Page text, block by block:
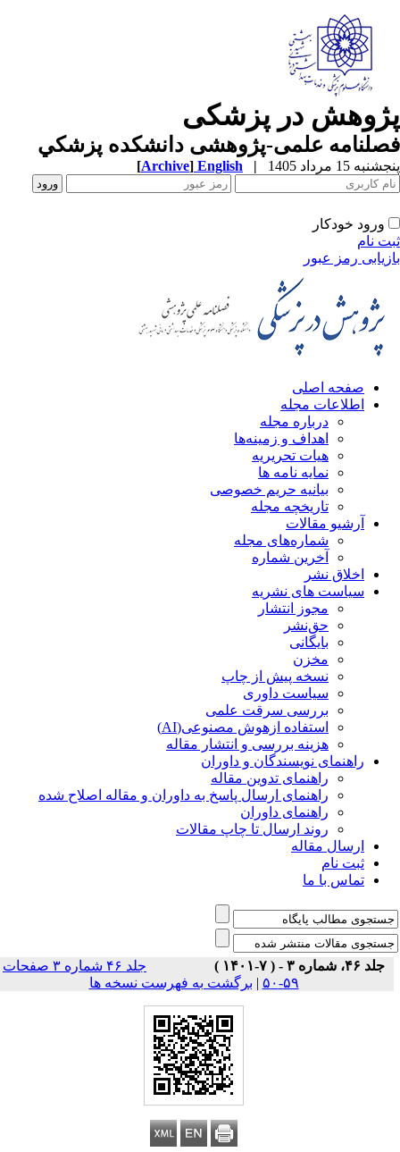
در پزشکی
علمی-پژوهشی دانشکده پزشکي
15 مرداد 1405 |
English
[Archive]
ورود خودکار
نام
رمز عبور
صفحه اصلی
اطلاعات مجله
درباره مجله
اهداف و زمینه‌ها
هیات تحریریه
نمایه نامه ها
بیانیه حریم خصوصی
تاریخچه مجله
آرشیو مقالات
شماره‌های مجله
آخرین شماره
اخلاق نشر
سیاست های نشریه
مجوز انتشار
حق‌نشر
بایگانی
مخزن
نسخه پیش از چاپ
سیاست داوری
بررسی سرقت علمی
استفاده ازهوش مصنوعی(AI)
هزینه بررسی و انتشار مقاله
راهنمای نویسندگان و داوران
راهنمای تدوین مقاله
راهنمای ارسال پاسخ به داوران و مقاله اصلاح شده
راهنمای داوران
روند ارسال تا چاپ مقالات
ارسال مقاله
ثبت نام
تماس با ما
جلد ۴۶، شماره ۳ - ( ۷-۱۴۰۱ )
جلد ۴۶ شماره ۳ صفحات
۵۹-۵۰
|برگشت به فهرست نسخه ها